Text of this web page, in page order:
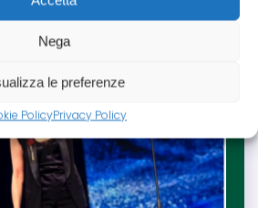
Nega
le preferenze
PolicyPrivacy Policy